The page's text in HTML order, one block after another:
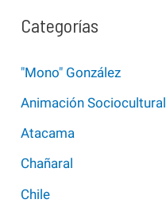
Categorías
"Mono" González
Animación Sociocultural
Atacama
Chañaral
Chile